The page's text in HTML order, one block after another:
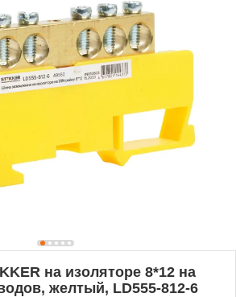
на изоляторе 8*12 на
желтый, LD555-812-6